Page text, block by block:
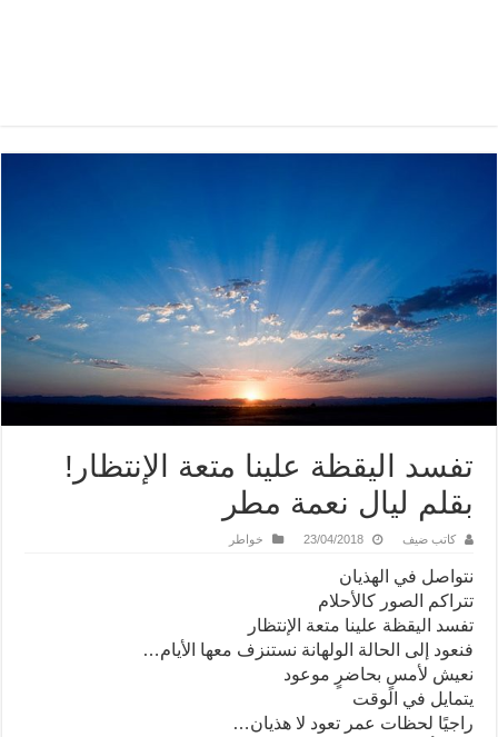
تفسد اليقظة علينا متعة الإنتظار!
بقلم ليال نعمة مطر
كاتب ضيف 23/04/2018 خواطر
نتواصل في الهذيان
تتراكم الصور كالأحلام
تفسد اليقظة علينا متعة الإنتظار
فنعود إلى الحالة الولهانة نستنزف معها الأيام…
نعيش لأمسٍ بحاضرٍ موعود
يتمايل في الوقت
راجيًا لحظات عمر تعود لا هذيان…